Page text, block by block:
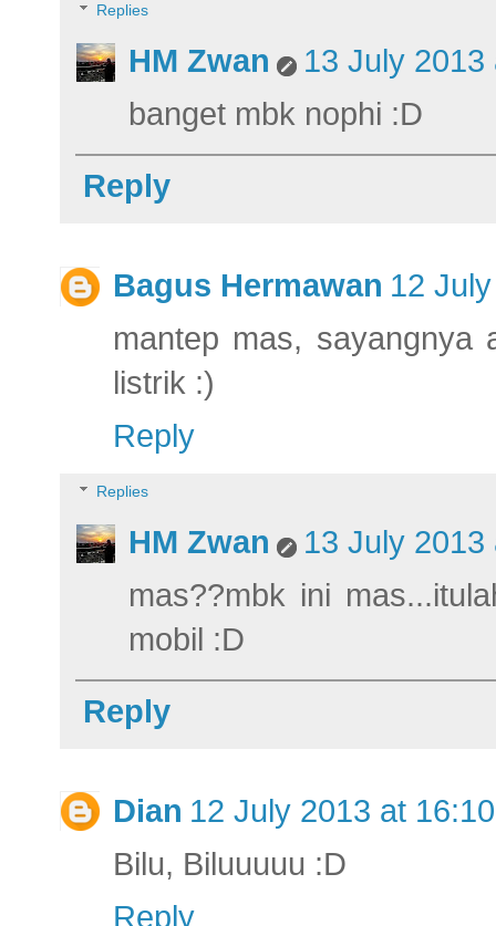
Replies
HM Zwan
13 July 2013
banget mbk nophi :D
Reply
Bagus Hermawan 12
mantep mas, sayangnya
listrik :)
Reply
Replies
HM Zwan
13 July 2013
mas??mbk ini
mobil :D
Reply
Dian 12 July 2013 at 16:10
Bilu, Biluuuuu :D
Reply